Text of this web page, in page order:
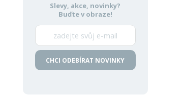
Slevy, akce, novinky?
Buďte v obraze!
CHCI ODEBÍRAT NOVINKY